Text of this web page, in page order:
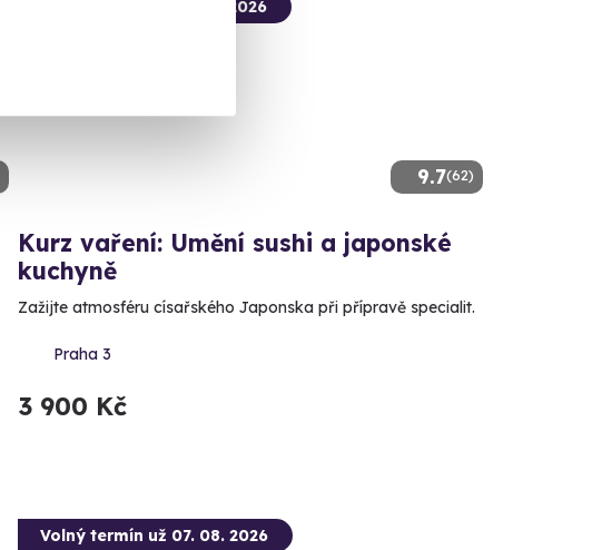
9.7(62)
Volný termín už 25. 08. 2026
Kurz vaření: Umění sushi a japonské
kuchyně
Zažijte atmosféru císařského Japonska při přípravě specialit.
Praha 3
3 900 Kč
Volný termín už 07. 08. 2026